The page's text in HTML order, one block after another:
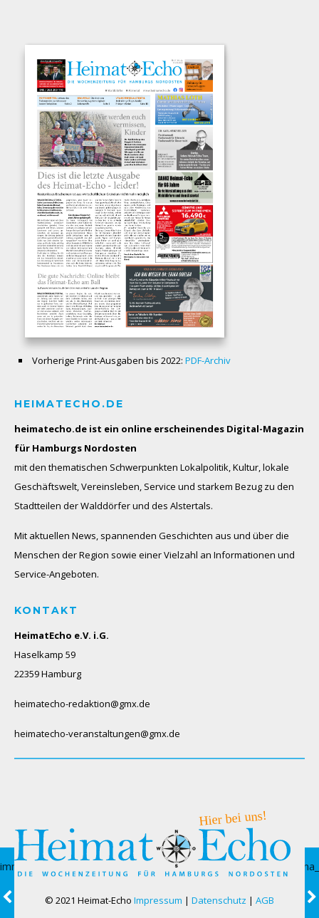
Vorherige Print-Ausgaben bis 2022: PDF-Archiv
HEIMATECHO.DE
heimatecho.de ist ein online erscheinendes Digital-Magazin
für Hamburgs Nordosten
mit den thematischen Schwerpunkten Lokalpolitik, Kultur, lokale
Geschäftswelt, Vereinsleben, Service und starkem Bezug zu den
Stadtteilen der Walddörfer und des Alstertals.
Mit aktuellen News, spannenden Geschichten aus und über die
Menschen der Region sowie einer Vielzahl an Informationen und
Service-Angeboten.
KONTAKT
HeimatEcho e.V. i.G.
Haselkamp 59
22359 Hamburg
heimatecho-redaktion@gmx.de
heimatecho-veranstaltungen@gmx.de
© 2021 Heimat-Echo Impressum | Datenschutz | AGB